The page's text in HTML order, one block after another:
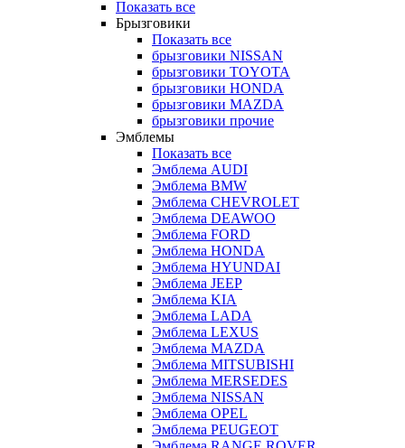
Показать все
Брызговики
Показать все
брызговики NISSAN
брызговики TOYOTA
брызговики HONDA
брызговики MAZDA
брызговики прочие
Эмблемы
Показать все
Эмблема AUDI
Эмблема BMW
Эмблема CHEVROLET
Эмблема DEAWOO
Эмблема FORD
Эмблема HONDA
Эмблема HYUNDAI
Эмблема JEEP
Эмблема KIA
Эмблема LADA
Эмблема LEXUS
Эмблема MAZDA
Эмблема MITSUBISHI
Эмблема MERSEDES
Эмблема NISSAN
Эмблема OPEL
Эмблема PEUGEOT